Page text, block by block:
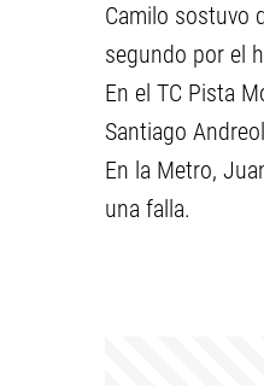
Camilo sostuvo
segundo por el
En el TC Pista
Santiago
En la Metro,
una falla.